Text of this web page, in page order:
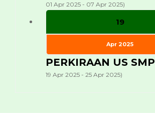
01 Apr 2025 - 07 Apr 2025)
19
Apr 2025
PERKIRAAN US SMP
19 Apr 2025 - 25 Apr 2025)